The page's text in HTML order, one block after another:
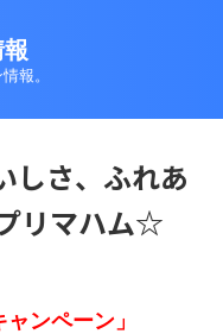
報。
しさ、ふれあ
リマハム☆
ンペーン」